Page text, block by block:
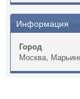
Информация
Город
Москва,